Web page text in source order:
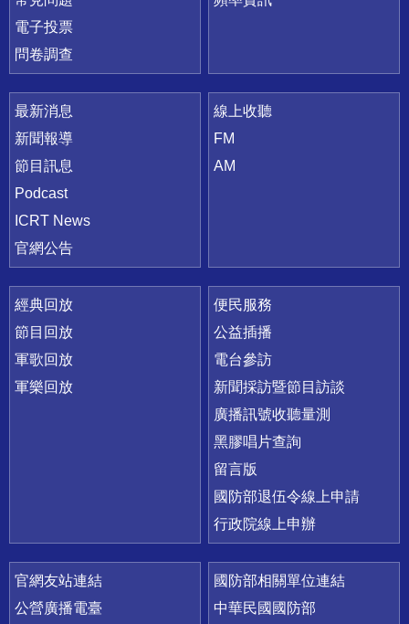
電子投票
問卷調查
最新消息
新聞報導
節目訊息
Podcast
ICRT News
官網公告
線上收聽
FM
AM
經典回放
節目回放
軍歌回放
軍樂回放
便民服務
公益插播
電台參訪
新聞採訪暨節目訪談
廣播訊號收聽量測
黑膠唱片查詢
留言版
國防部退伍令線上申請
行政院線上申辦
官網友站連結
公營廣播電臺
國防部相關單位連結
中華民國國防部